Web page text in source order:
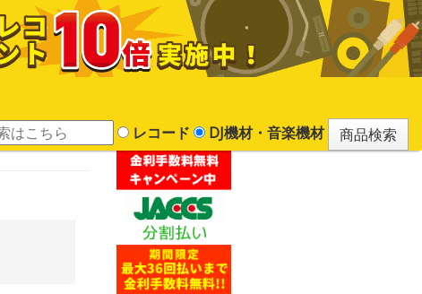
レコード DJ機材・音楽機材